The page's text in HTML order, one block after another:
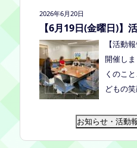
談会(北
月28日
某所 参
2026年6月20日
【6月19日(金曜日)】
ました
【活動
開催し
くのこ
どもの
4:00 く
お知らせ・活動